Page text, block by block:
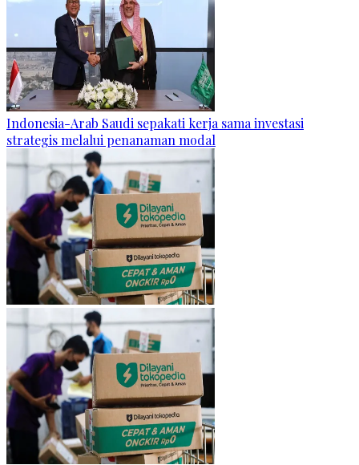
Indonesia-Arab Saudi sepakati kerja sama investasi
strategis melalui penanaman modal